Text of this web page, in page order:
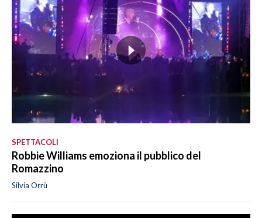
SPETTACOLI
Robbie Williams emoziona il pubblico del
Romazzino
Silvia Orrù